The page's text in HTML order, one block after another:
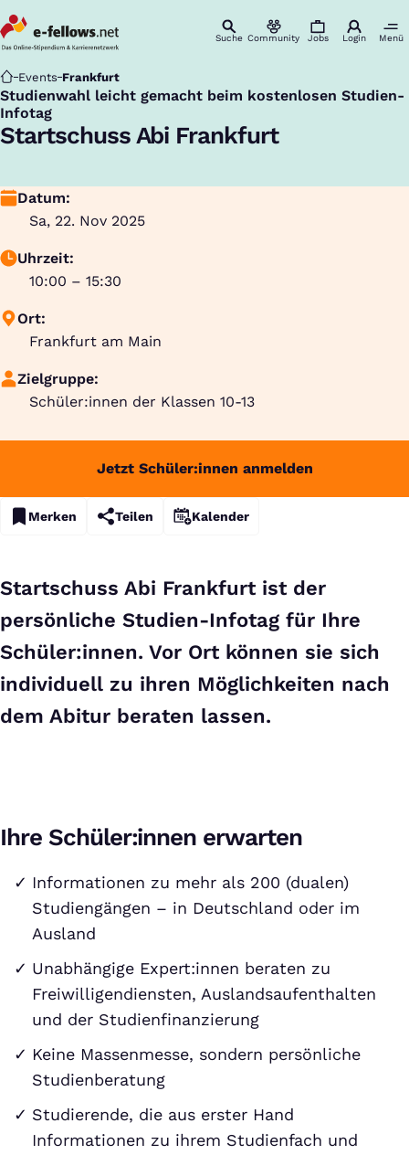
Suche Community Jobs Login Menü
Startseite
Events Frankfurt
Studienwahl leicht gemacht beim kostenlosen Studien-
Infotag
:
Startschuss Abi Frankfurt
Datum:
Sa, 22. Nov 2025
Uhrzeit:
10:00 – 15:30
Ort:
Frankfurt am Main
Zielgruppe:
Schüler:innen der Klassen 10-13
Jetzt Schüler:innen anmelden
Merken Teilen Kalender
Startschuss Abi Frankfurt ist der
persönliche Studien-Infotag für Ihre
Schüler:innen. Vor Ort können sie sich
individuell zu ihren Möglichkeiten nach
dem Abitur beraten lassen.
Ihre Schüler:innen erwarten
Informationen zu mehr als 200 (dualen)
Studiengängen – in Deutschland oder im
Ausland
Unabhängige Expert:innen beraten zu
Freiwilligendiensten, Auslandsaufenthalten
und der Studienfinanzierung
Keine Massenmesse, sondern persönliche
Studienberatung
Studierende, die aus erster Hand
Informationen zu ihrem Studienfach und